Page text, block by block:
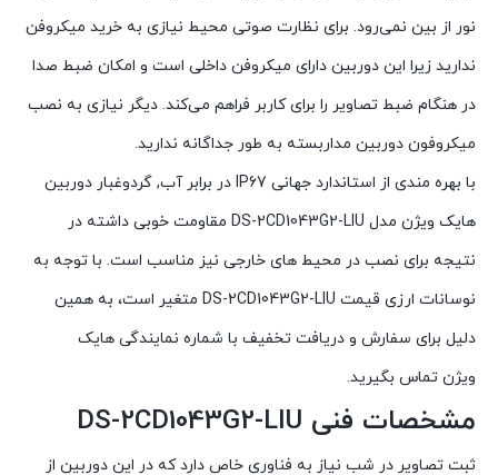
نور از بین نمی‌رود. برای نظارت صوتی محیط نیازی به خرید میکروفن
ندارید زیرا این دوربین دارای میکروفن داخلی است و امکان ضبط صدا
در هنگام ضبط تصاویر را برای کاربر فراهم می‌کند. دیگر نیازی به نصب
میکروفون دوربین مداربسته به طور جداگانه ندارید.
با بهره مندی از استاندارد جهانی IP67 در برابر آب, گردوغبار دوربین
هایک ویژن مدل DS-2CD1043G2-LIU مقاومت خوبی داشته در
نتیجه برای نصب در محیط های خارجی نیز مناسب است. با توجه به
نوسانات ارزی قیمت DS-2CD1043G2-LIU متغیر است، به همین
دلیل برای سفارش و دریافت تخفیف با شماره نمایندگی هایک
ویژن تماس بگیرید.
مشخصات فنی DS-2CD1043G2-LIU
ثبت تصاویر در شب نیاز به فناوری خاص دارد که در این دوربین از